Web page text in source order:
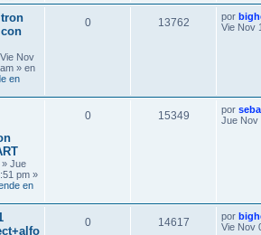
Nov
» en
en
0 13762 por
Vie Nov
» Jue
pm »
en
0 15349 por
Jue Nov
0 14617 por
Vie Nov